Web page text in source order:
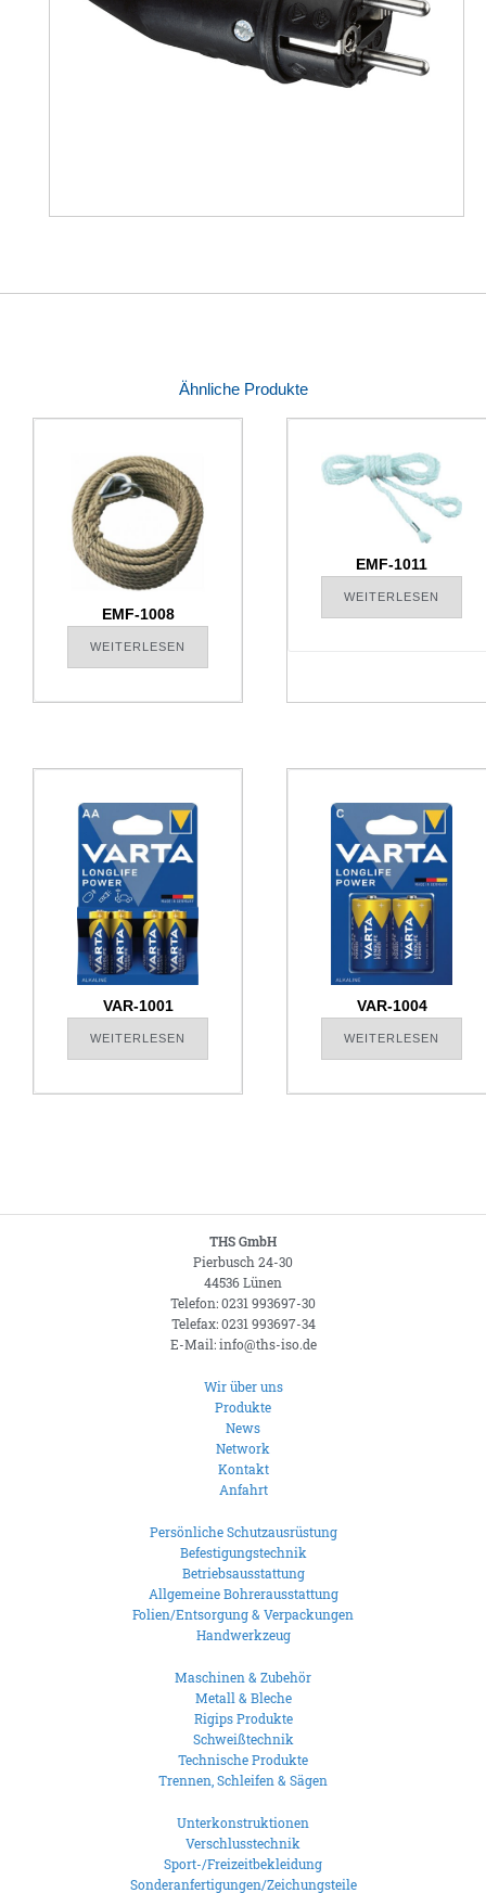
Ähnliche Produkte
EMF-1008
WEITERLESEN
EMF-1011
WEITERLESEN
VAR-1001
WEITERLESEN
VAR-1004
WEITERLESEN
THS GmbH
Pierbusch 24-30
44536 Lünen
Telefon: 0231 993697-30
Telefax: 0231 993697-34
E-Mail: info@ths-iso.de
Wir über uns
Produkte
News
Network
Kontakt
Anfahrt
Persönliche Schutzausrüstung
Befestigungstechnik
Betriebsausstattung
Allgemeine Bohrerausstattung
Folien/Entsorgung & Verpackungen
Handwerkzeug
Maschinen & Zubehör
Metall & Bleche
Rigips Produkte
Schweißtechnik
Technische Produkte
Trennen, Schleifen & Sägen
Unterkonstruktionen
Verschlusstechnik
Sport-/Freizeitbekleidung
Sonderanfertigungen/Zeichungsteile